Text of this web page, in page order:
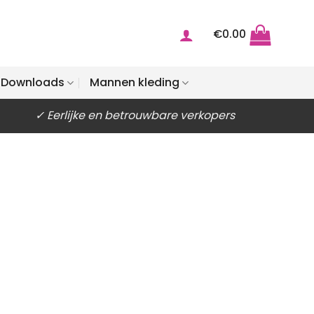
€0.00
Downloads Mannen kleding
✓ Eerlijke en betrouwbare verkopers